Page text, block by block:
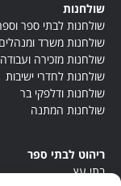
שולחנות
שולחנות לבתי ספר
שולחנות משרד ומנהלים
שולחנות מזכירה ועבודה
שולחנות לחדרי ישיבות
שולחנות ודלפקי בר
שולחנות המתנה
ריהוט לבתי ספר
בתי עץ